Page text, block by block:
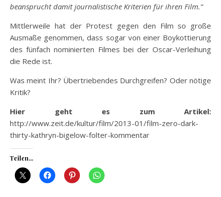
beansprucht damit journalistische Kriterien für ihren Film.“
Mittlerweile hat der Protest gegen den Film so große
Ausmaße genommen, dass sogar von einer Boykottierung
des fünfach nominierten Filmes bei der Oscar-Verleihung
die Rede ist.
Was meint Ihr? Übertriebendes Durchgreifen? Oder nötige
Kritik?
Hier geht es zum Artikel:
http://www.zeit.de/kultur/film/2013-01/film-zero-dark-
thirty-kathryn-bigelow-folter-kommentar
Teilen...